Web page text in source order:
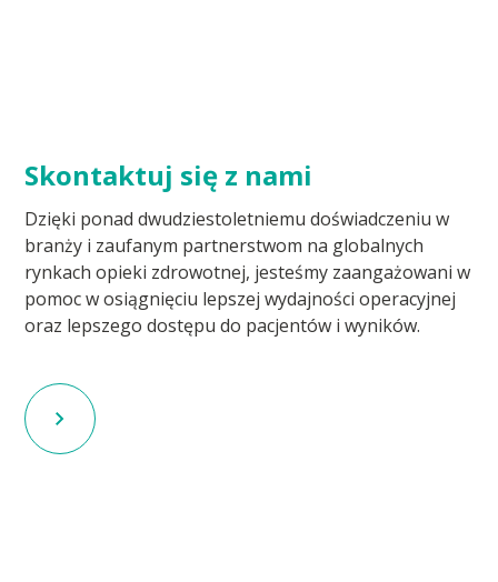
Skontaktuj się z nami
Dzięki ponad dwudziestoletniemu doświadczeniu w
branży i zaufanym partnerstwom na globalnych
rynkach opieki zdrowotnej, jesteśmy zaangażowani w
pomoc w osiągnięciu lepszej wydajności operacyjnej
oraz lepszego dostępu do pacjentów i wyników.